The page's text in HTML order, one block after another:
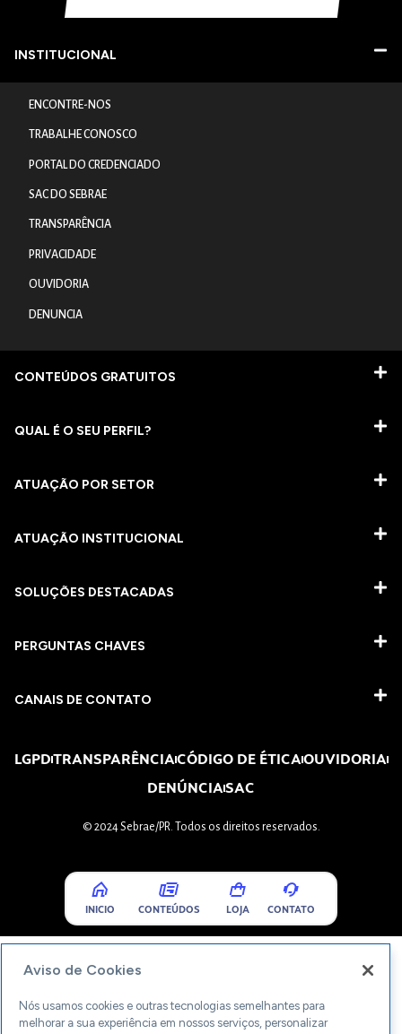
INSTITUCIONAL
ENCONTRE-NOS
TRABALHE CONOSCO
PORTAL DO CREDENCIADO
SAC DO SEBRAE
TRANSPARÊNCIA
PRIVACIDADE
OUVIDORIA
DENUNCIA
CONTEÚDOS GRATUITOS
QUAL É O SEU PERFIL?
ATUAÇÃO POR SETOR
ATUAÇÃO INSTITUCIONAL
SOLUÇÕES DESTACADAS
PERGUNTAS CHAVES​
CANAIS DE CONTATO
LGPDTRANSPARÊNCIACÓDIGO DE ÉTICAOUVIDORIA
DENÚNCIASAC
© 2024 Sebrae/PR. Todos os direitos reservados.
INICIO CONTEÚDOS LOJA CONTATO
Aviso de Cookies
Nós usamos cookies e outras tecnologias semelhantes para
melhorar a sua experiência em nossos serviços, personalizar